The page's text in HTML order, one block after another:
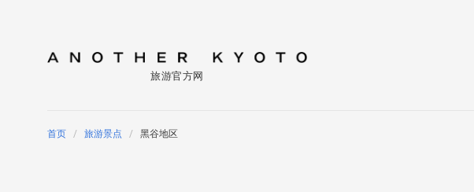
旅游官方网
首页 旅游景点 黑谷地区